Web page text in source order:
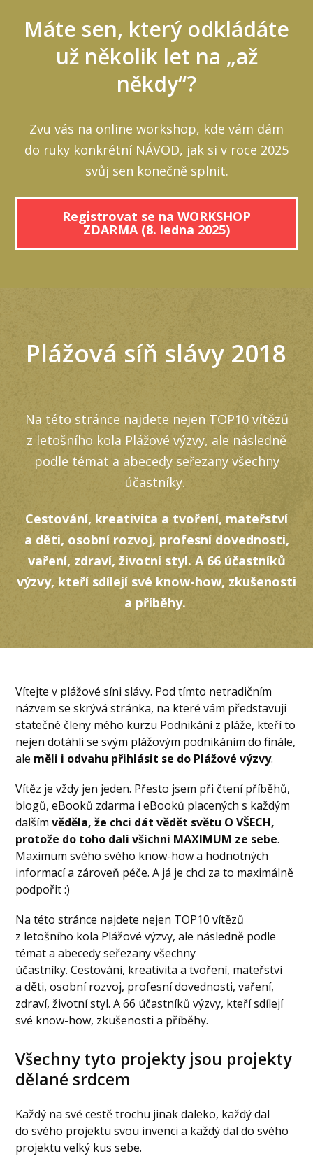
Máte sen, který odkládáte
už několik let na „až
někdy“?
Zvu vás na online workshop, kde vám dám
do ruky konkrétní NÁVOD, jak si v roce 2025
svůj sen konečně splnit.
Registrovat se na WORKSHOP
ZDARMA (8. ledna 2025)
Plážová síň slávy 2018
Na této stránce najdete nejen TOP10 vítězů
z letošního kola Plážové výzvy, ale následně
podle témat a abecedy seřezany všechny
účastníky.
Cestování, kreativita a tvoření, mateřství
a děti, osobní rozvoj, profesní dovednosti,
vaření, zdraví, životní styl. A 66 účastníků
výzvy, kteří sdílejí své know-how, zkušenosti
a příběhy.
Vítejte v plážové síni slávy. Pod tímto netradičním
názvem se skrývá stránka, na které vám představuji
statečné členy mého kurzu Podnikání z pláže, kteří to
nejen dotáhli se svým plážovým podnikáním do finále,
ale měli i odvahu přihlásit se do Plážové výzvy.
Vítěz je vždy jen jeden. Přesto jsem při čtení příběhů,
blogů, eBooků zdarma i eBooků placených s každým
dalšímvěděla, že chci dát vědět světu O VŠECH,
protože do toho dali všichni MAXIMUM ze sebe.
Maximum svého svého know-how a hodnotných
informací a zároveň péče. A já je chci za to maximálně
podpořit :)
Na této stránce najdete nejen TOP10 vítězů
z letošního kola Plážové výzvy, ale následně podle
témat a abecedy seřezany všechny
účastníky. Cestování, kreativita a tvoření, mateřství
a děti, osobní rozvoj, profesní dovednosti, vaření,
zdraví, životní styl. A 66 účastníků výzvy, kteří sdílejí
své know-how, zkušenosti a příběhy.
Všechny tyto projekty jsou projekty
dělané srdcem
Každý na své cestě trochu jinak daleko, každý dal
do svého projektu svou invenci a každý dal do svého
projektu velký kus sebe.